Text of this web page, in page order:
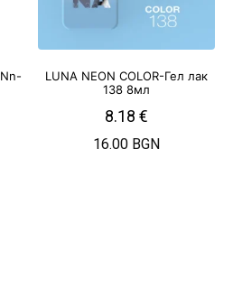
LUNA NEON COLOR-Гел лак
138 8мл
8.18€
16.00 BGN